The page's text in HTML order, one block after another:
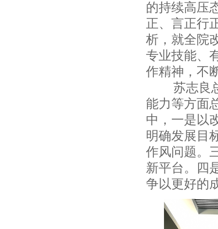
的持续高压
正、言正行
析，就全院
专业技能、
作精神，不
苏志良总
能力等方面
中，一是以
明确发展目
作风问题。
新平台。四
争以更好的